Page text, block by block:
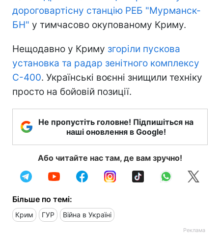
дороговартісну станцію РЕБ "Мурманск-
БН" у тимчасово окупованому Криму.
Нещодавно у Криму згоріли пускова
установка та радар зенітного комплексу
С-400. Українські воєнні знищили техніку
просто на бойовій позиції.
Не пропустіть головне! Підпишіться на
наші оновлення в Google!
Або читайте нас там, де вам зручно!
Більше по темі:
Крим ГУР Війна в Україні